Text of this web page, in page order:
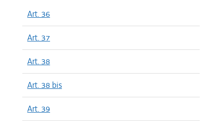
Art. 36
Art. 37
Art. 38
Art. 38 bis
Art. 39